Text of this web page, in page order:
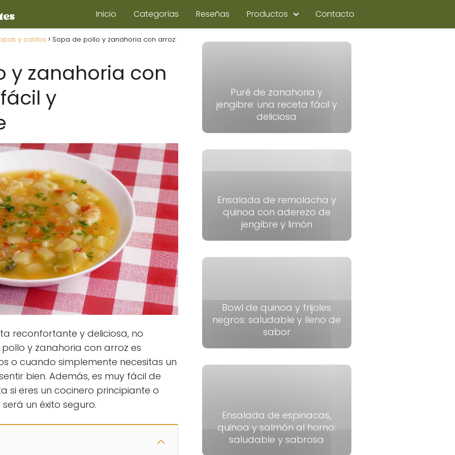
Inicio Categorías Reseñas Productos Contacto
y caldos Sopa de pollo y zanahoria con arroz:
y zanahoria con
y
reconfortante y deliciosa, no
y zanahoria con arroz es
o cuando simplemente necesitas un
bien. Además, es muy fácil de
si eres un cocinero principiante o
un éxito seguro.
Puré de zanahoria y
jengibre: una receta fácil y
deliciosa
Ensalada de remolacha y
quinoa con aderezo de
jengibre y limón
Bowl de quinoa y frijoles
negros: saludable y lleno de
sabor
Ensalada de espinacas,
quinoa y salmón al horno:
saludable y sabrosa